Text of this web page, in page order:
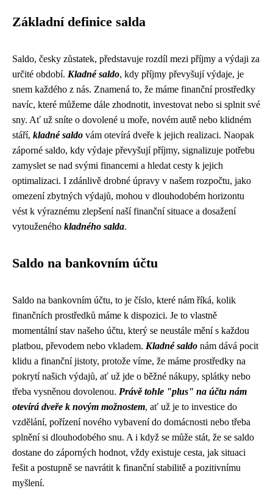
Základní definice salda
Saldo, česky zůstatek, představuje rozdíl mezi příjmy a výdaji za
určité období. Kladné saldo, kdy příjmy převyšují výdaje, je
snem každého z nás. Znamená to, že máme finanční prostředky
navíc, které můžeme dále zhodnotit, investovat nebo si splnit své
sny. Ať už sníte o dovolené u moře, novém autě nebo klidném
stáří, kladné saldo vám otevírá dveře k jejich realizaci. Naopak
záporné saldo, kdy výdaje převyšují příjmy, signalizuje potřebu
zamyslet se nad svými financemi a hledat cesty k jejich
optimalizaci. I zdánlivě drobné úpravy v našem rozpočtu, jako
omezení zbytných výdajů, mohou v dlouhodobém horizontu
vést k výraznému zlepšení naší finanční situace a dosažení
vytouženého kladného salda.
Saldo na bankovním účtu
Saldo na bankovním účtu, to je číslo, které nám říká, kolik
finančních prostředků máme k dispozici. Je to vlastně
momentální stav našeho účtu, který se neustále mění s každou
platbou, převodem nebo vkladem. Kladné saldo nám dává pocit
klidu a finanční jistoty, protože víme, že máme prostředky na
pokrytí našich výdajů, ať už jde o běžné nákupy, splátky nebo
třeba vysněnou dovolenou. Právě tohle "plus" na účtu nám
otevírá dveře k novým možnostem, ať už je to investice do
vzdělání, pořízení nového vybavení do domácnosti nebo třeba
splnění si dlouhodobého snu. A i když se může stát, že se saldo
dostane do záporných hodnot, vždy existuje cesta, jak situaci
řešit a postupně se navrátit k finanční stabilitě a pozitivnímu
myšlení.